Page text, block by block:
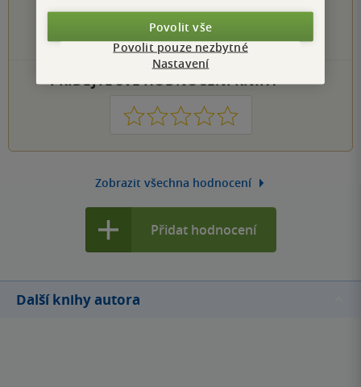
0×
3 hvězdičky
0×
2 hvězdičky
0×
1 hvezdička
PŘIDEJTE SVÉ HODNOCENÍ KNIHY
1 2 3 4 5
Zobrazit všechna hodnocení
Přidat hodnocení
Další knihy autora
Povolit vše
Povolit pouze nezbytné
Nastavení